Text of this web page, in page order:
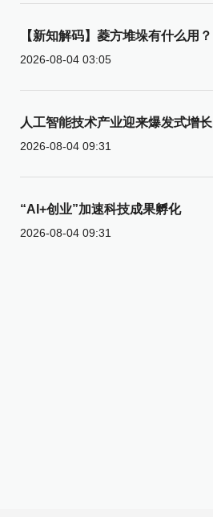
【新知解码】菱方堆垛有什么用？
2026-08-04 03:05
人工智能技术产业迎来爆发式增长
2026-08-04 09:31
“AI+创业”加速科技成果孵化
2026-08-04 09:31